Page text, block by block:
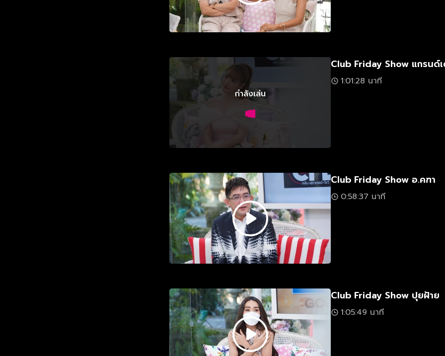
กำลังเล่น
Club Friday Show แกรนด์
1:01:28 นาที
Club Friday Show อ.คฑา
0:58:37 นาที
Club Friday Show ปุยฝ้าย
1:05:49 นาที